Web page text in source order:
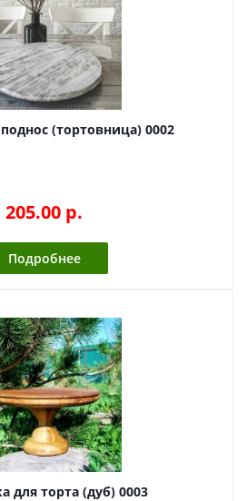
(тортовница) 0002
205.00 p.
Подробнее
для торта (дуб) 0003